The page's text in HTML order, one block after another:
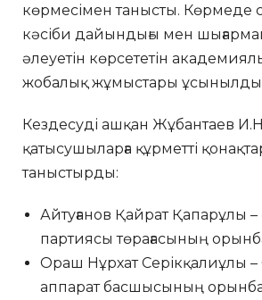
көрмесімен танысты. Көрмеде
кәсіби дайындығы мен
әлеуетін көрсететін
жобалық жұмыстары
Кездесуді ашқан Жұбантаев
қатысушыларға құрметті
таныстырды:
Айтуғанов Қайрат Қапарұлы –
партиясы төрағасының
Ораш Нұрхат Серікқалиұлы
аппарат басшысының